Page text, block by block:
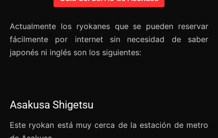
Actualmente los ryokanes que se pueden reservar
fácilmente por internet sin necesidad de saber
japonés ni inglés son los siguientes:
Asakusa Shigetsu
Este ryokan está muy cerca de la estación de metro